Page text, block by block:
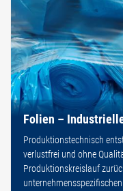
Folien –
Produktionstechnisch
verlustfrei und ohne
Produktionskreislauf